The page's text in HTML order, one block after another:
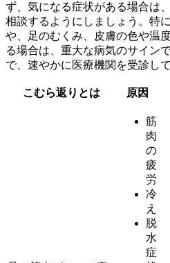
ず、 気になる症状がある場合は
相談するようにしましょう。特
や、足のむくみ、皮膚の色や温
る場合は、重大な病気のサイン
で、速やかに医療機関を受診し
こむら返りとは 原因
筋
肉
の
疲
労
冷
え
脱
水
症